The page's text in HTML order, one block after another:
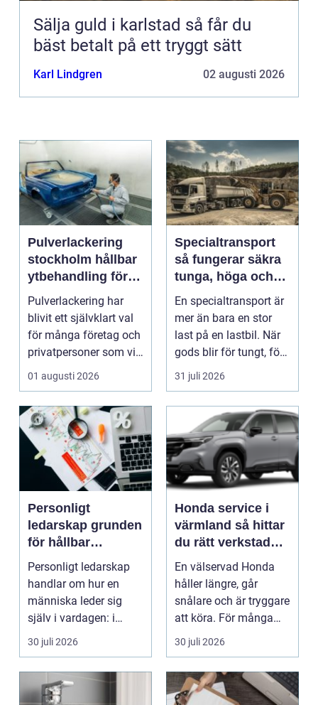
Sälja guld i karlstad så får du
bäst betalt på ett tryggt sätt
Karl Lindgren 02 augusti 2026
Pulverlackering
stockholm hållbar
ytbehandling för
industri och
privatpersoner
Pulverlackering har
blivit ett självklart val
för många företag och
privatpersoner som vill
kombiner...
01 augusti 2026
Specialtransport
så fungerar säkra
tunga, höga och
breda transporter
En specialtransport är
mer än bara en stor
last på en lastbil. När
gods blir för tungt, för
högt ell...
31 juli 2026
Personligt
ledarskap grunden
för hållbar
utveckling och
verklig förändring
Personligt ledarskap
handlar om hur en
människa leder sig
själv i vardagen: i
beslut, relationer, ko...
30 juli 2026
Honda service i
värmland så hittar
du rätt verkstad
för din bil
En välservad Honda
håller längre, går
snålare och är tryggare
att köra. För många
bilägare i Värmlan...
30 juli 2026